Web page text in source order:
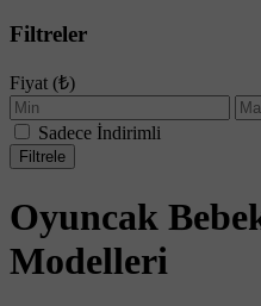
Filtreler
Fiyat (₺)
Sadece İndirimli
Filtrele
Oyuncak
Modelleri